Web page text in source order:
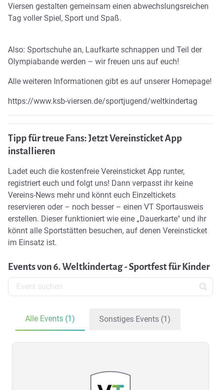
Viersen gestalten gemeinsam einen abwechslungsreichen
Tag voller Spiel, Sport und Spaß.
Also: Sportschuhe an, Laufkarte schnappen und Teil der
Olympiabande werden – wir freuen uns auf euch!
Alle weiteren Informationen gibt es auf unserer Homepage!
https://www.ksb-viersen.de/sportjugend/weltkindertag
Tipp für treue Fans: Jetzt Vereinsticket App
installieren
Ladet euch die kostenfreie Vereinsticket App runter,
registriert euch und folgt uns! Dann verpasst ihr keine
Vereins-News mehr und könnt euch Einzeltickets
reservieren oder – noch besser – einen VT Sportausweis
erstellen. Dieser funktioniert wie eine „Dauerkarte" und ihr
könnt alle Sportstätten besuchen, auf denen Vereinsticket
im Einsatz ist.
Events von 6. Weltkindertag - Sportfest für Kinder
Alle Events (1) Sonstiges Events (1)